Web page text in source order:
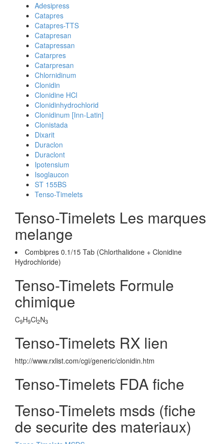
Adesipress
Catapres
Catapres-TTS
Catapresan
Catapressan
Catarpres
Catarpresan
Chlornidinum
Clonidin
Clonidine HCl
Clonidinhydrochlorid
Clonidinum [Inn-Latin]
Clonistada
Dixarit
Duraclon
Duraclont
Ipotensium
Isoglaucon
ST 155BS
Tenso-Timelets
Tenso-Timelets Les marques
melange
Combipres 0.1/15 Tab (Chlorthalidone + Clonidine
Hydrochloride)
Tenso-Timelets Formule
chimique
C9H9Cl2N3
Tenso-Timelets RX lien
http://www.rxlist.com/cgi/generic/clonidin.htm
Tenso-Timelets FDA fiche
Tenso-Timelets msds (fiche
de securite des materiaux)